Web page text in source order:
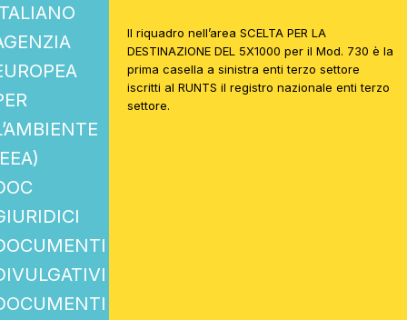
Il riquadro nell’area SCELTA PER LA
DESTINAZIONE DEL 5X1000 per il Mod. 730 è la
prima casella a sinistra enti terzo settore
iscritti al RUNTS il registro nazionale enti terzo
settore.